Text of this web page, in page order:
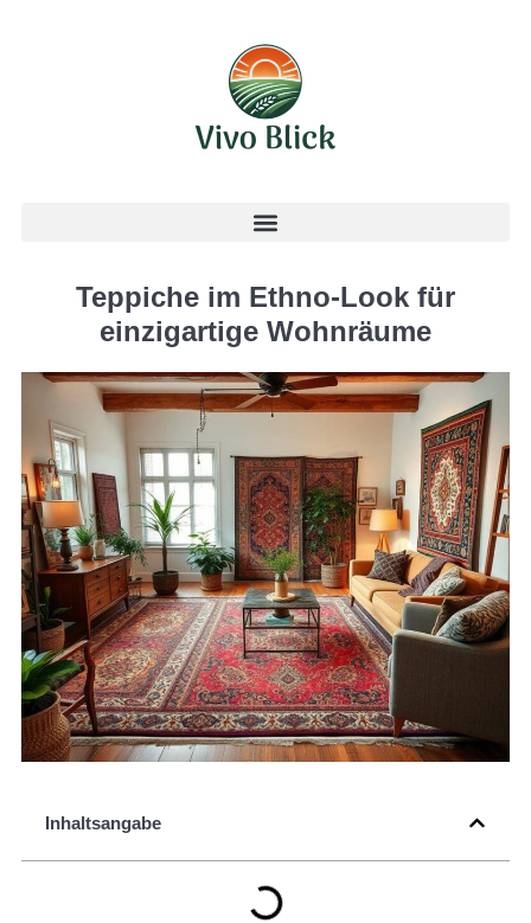
Teppiche im Ethno-Look für
einzigartige Wohnräume
Inhaltsangabe